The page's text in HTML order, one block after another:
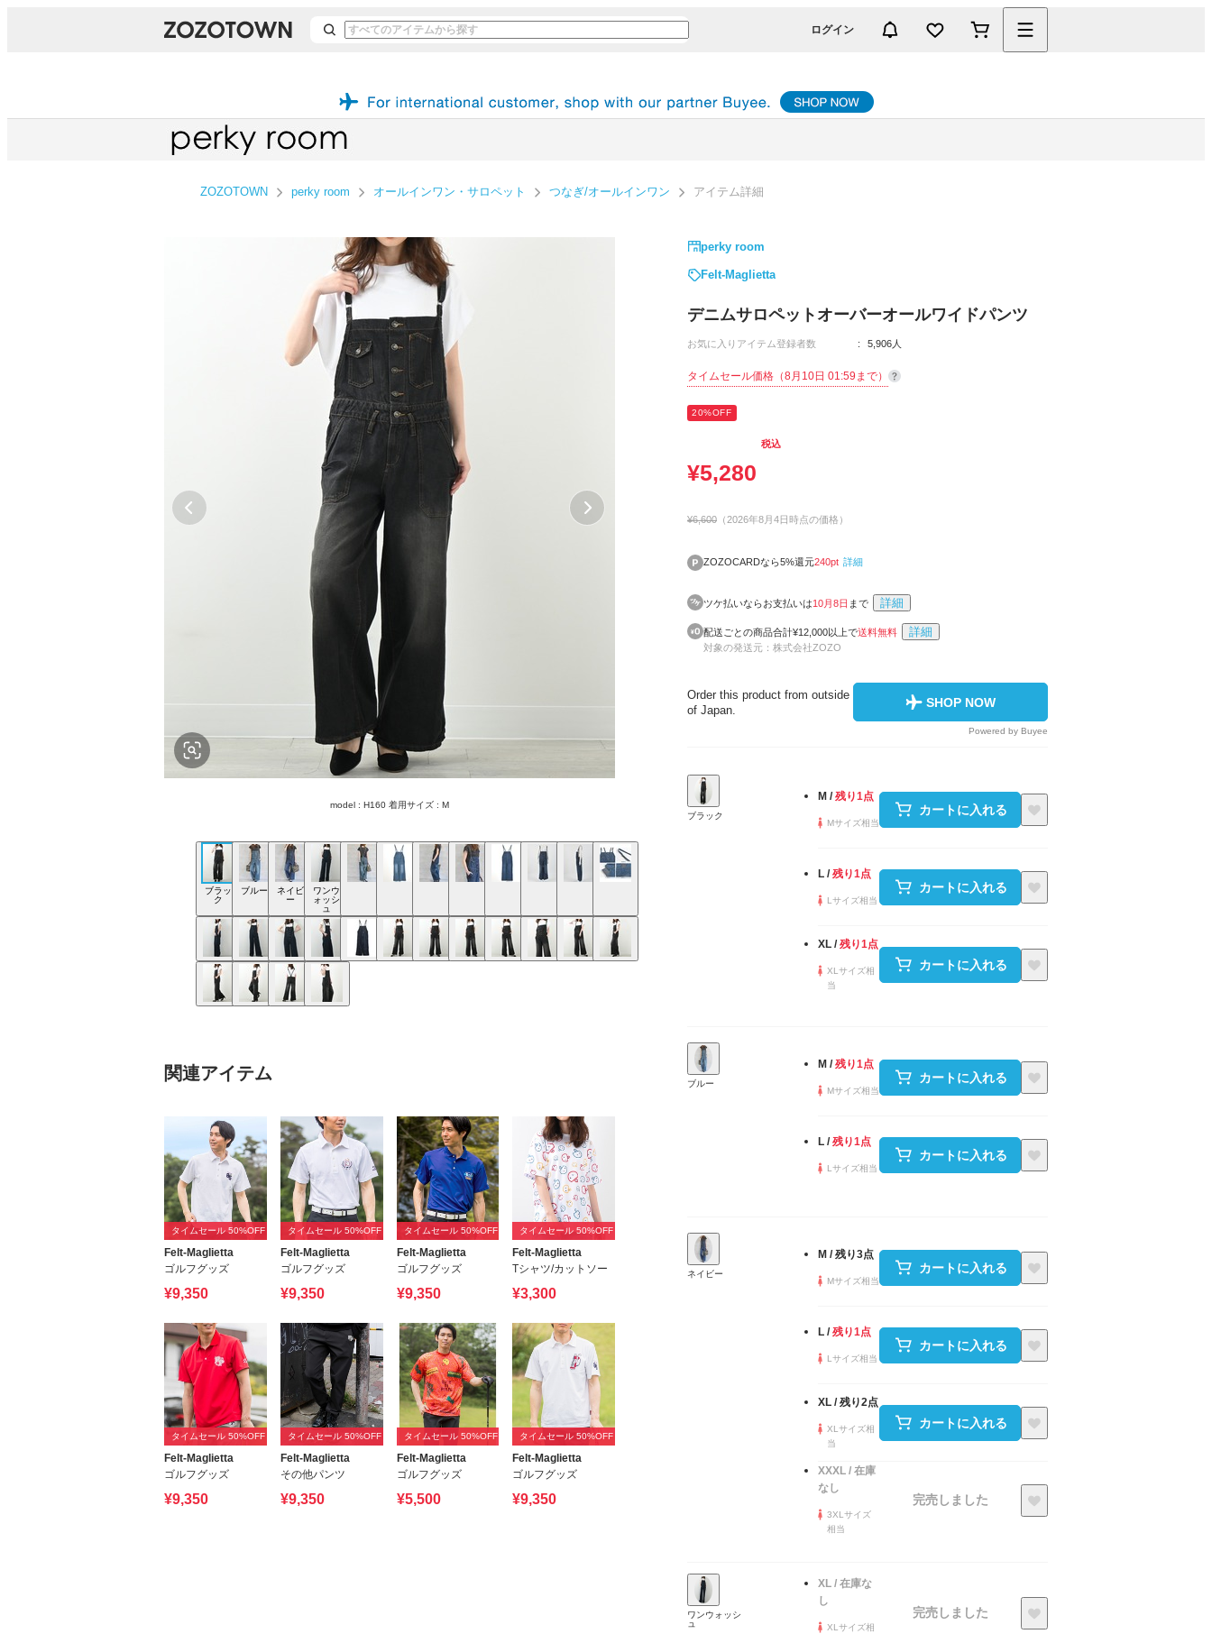
ログイン
ZOZOTOWN perky room オールインワン・サロペット つなぎ/オールインワン アイテム詳細
model : H160 着用サイズ : M
ブラッ
ク
ブルー
ネイビ
ー
ワンウ
ォッシ
ュ
関連アイテム
タイムセール 50%OFF
Felt-Maglietta
ゴルフグッズ
¥9,350
タイムセール 50%OFF
Felt-Maglietta
ゴルフグッズ
¥9,350
タイムセール 50%OFF
Felt-Maglietta
ゴルフグッズ
¥9,350
タイムセール 50%OFF
Felt-Maglietta
Tシャツ/カットソー
¥3,300
タイムセール 50%OFF
Felt-Maglietta
ゴルフグッズ
¥9,350
タイムセール 50%OFF
Felt-Maglietta
その他パンツ
¥9,350
タイムセール 50%OFF
Felt-Maglietta
ゴルフグッズ
¥5,500
タイムセール 50%OFF
Felt-Maglietta
ゴルフグッズ
¥9,350
perky room
Felt-Maglietta
デニムサロペットオーバーオールワイドパンツ
お気に入りアイテム登録者数 5,906人
タイムセール価格 （8月10日 01:59まで）
20%OFF
¥5,280
税込
¥6,600 （2026年8月4日時点の価格）
ZOZOCARDなら5%還元240pt 詳細
ツケ払いならお支払いは10月8日 まで 詳細
配送ごとの商品合計¥12,000以上で送料無料 詳細
対象の発送元： 株式会社ZOZO
Order this product from outside
of Japan.
SHOP NOW
Powered by Buyee
ブラック
M /残り1点
Mサイズ相当
カートに入れる
L /残り1点
Lサイズ相当
カートに入れる
XL /残り1点
XLサイズ相
当
カートに入れる
ブルー
M /残り1点
Mサイズ相当
カートに入れる
L /残り1点
Lサイズ相当
カートに入れる
ネイビー
M /残り3点
Mサイズ相当
カートに入れる
L /残り1点
Lサイズ相当
カートに入れる
XL /残り2点
XLサイズ相
当
カートに入れる
XXXL / 在庫
なし
3XLサイズ
相当
完売しました
ワンウォッシ
ュ
XL / 在庫な
し
XLサイズ相
完売しました